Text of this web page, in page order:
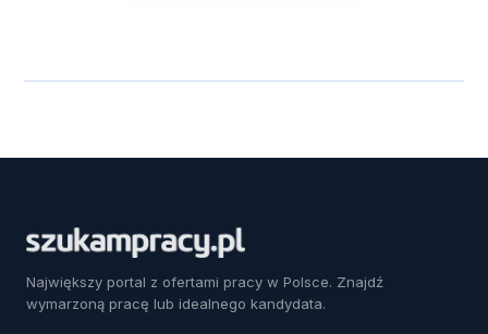
Największy portal z ofertami pracy w Polsce. Znajdź
wymarzoną pracę lub idealnego kandydata.